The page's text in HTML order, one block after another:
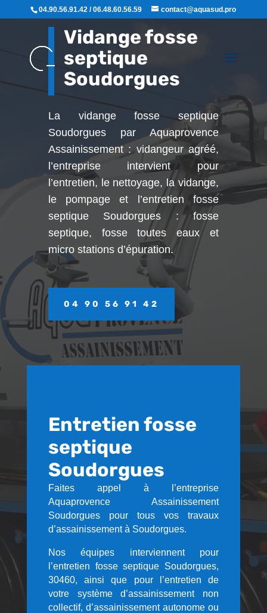
04.90.56.91.42 / 06.48.60.56.59 contact@aquasud.pro
Vidange fosse
septique
Soudorgues
La vidange fosse septique
Soudorgues par Aquaprovence
Assainissement : vidangeur agréé,
l’entreprise intervient pour
l’entretien, le nettoyage, la vidange,
le pompage et l’entretien fosse
septique Soudorgues : fosse
septique, fosse toutes eaux et
micro stations d’épuration.
04 90 56 91 42
Entretien fosse
septique
Soudorgues
Faites appel à l’entreprise
Aquaprovence Assainissement
Soudorgues pour tous vos travaux
d’assainissement à Soudorgues.
Nos équipes interviennent pour
l’entretien fosse septique Soudorgues,
30460, ainsi que pour l’entretien de
votre système d’assainissement non
collectif, d’assainissement autonome ou